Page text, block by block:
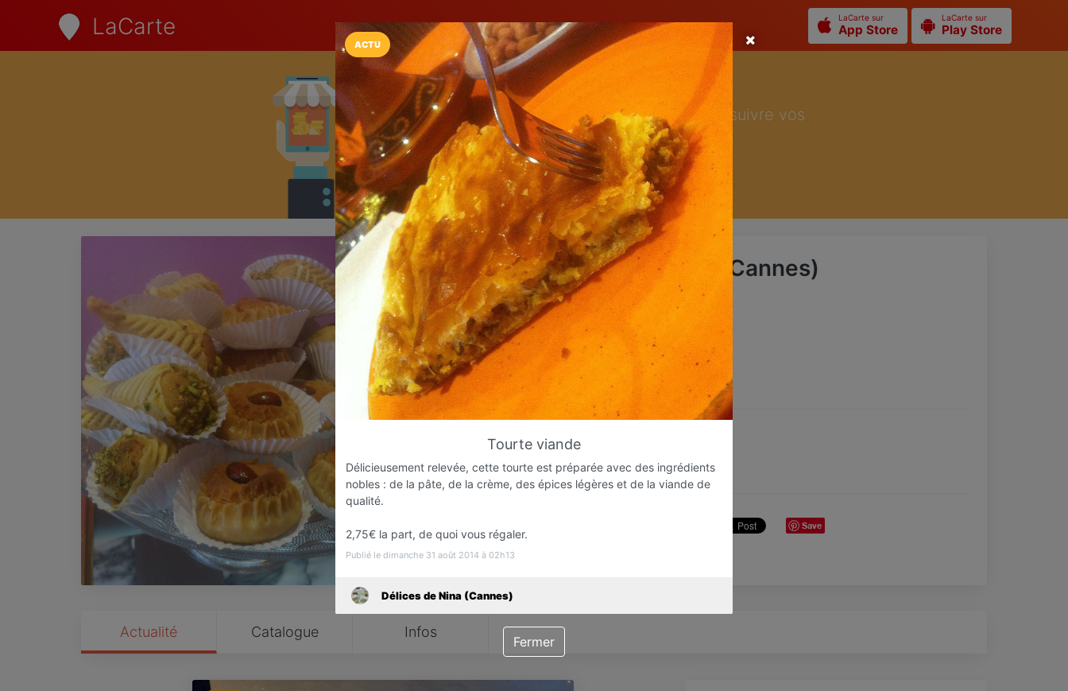
LaCarte LaCarte sur
App Store
LaCarte sur
Play Store
Installez l'App LaCarte
Téléchargez gratuitement l'app LaCarte pour suivre vos
commerces favoris et ne rien rater !
Télécharger Plus tard
Délices de Nina (Cannes)
Alimentation orientale
CANNES
Favori
Ouvre Lundi prochain dès 10:00
Save
Actualité Catalogue Infos
ACTU
Tourte viande
Délicieusement relevée, cette tourte est préparée avec des ingrédients
nobles : de la pâte, de la crème, des épices légères et de la viande de
qualité.
2,75€ la part, de quoi vous régaler.
Publié le dimanche 31 août 2014 à 02h13
Délices de Nina (Cannes)
Fermer